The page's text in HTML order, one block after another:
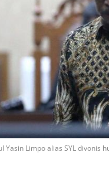
Limpo alias SYL divonis